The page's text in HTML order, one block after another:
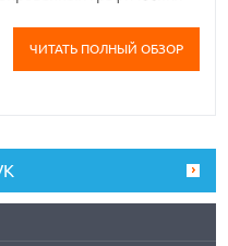
ЧИТАТЬ ПОЛНЫЙ ОБЗОР